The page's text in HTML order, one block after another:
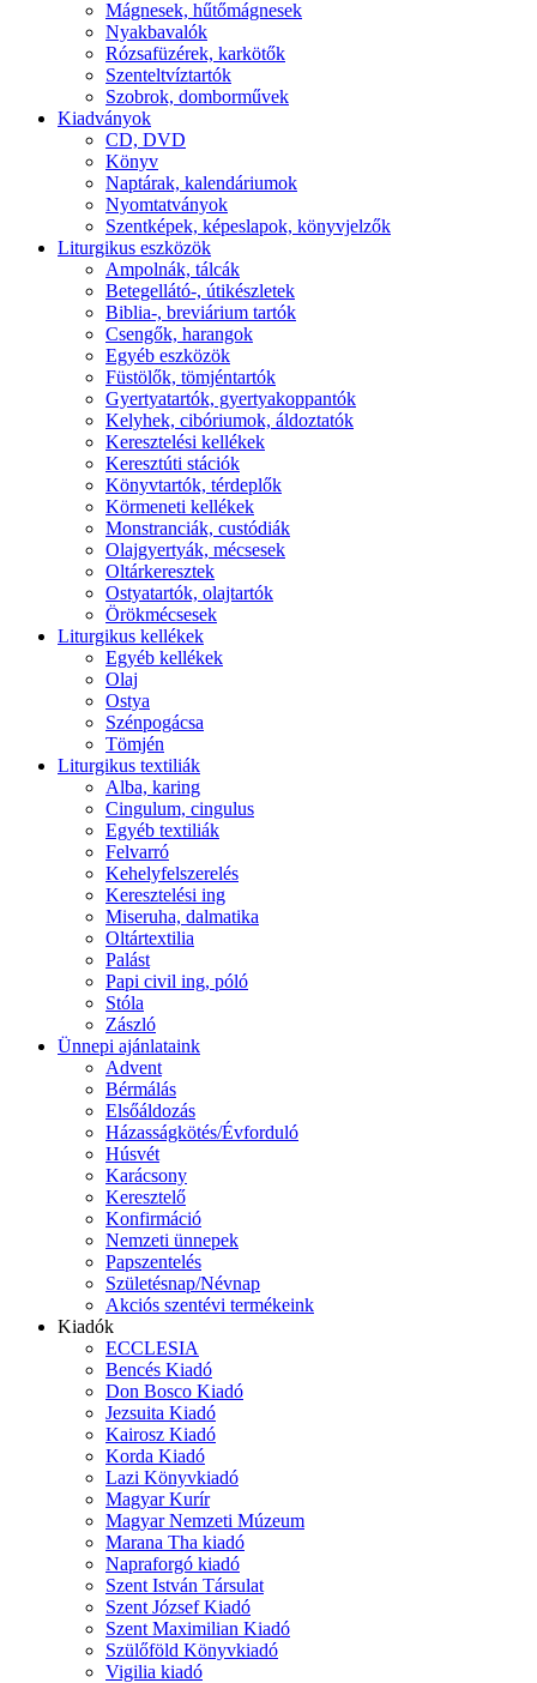
Mágnesek, hűtőmágnesek
Nyakbavalók
Rózsafüzérek, karkötők
Szenteltvíztartók
Szobrok, domborművek
Kiadványok
CD, DVD
Könyv
Naptárak, kalendáriumok
Nyomtatványok
Szentképek, képeslapok, könyvjelzők
Liturgikus eszközök
Ampolnák, tálcák
Betegellátó-, útikészletek
Biblia-, breviárium tartók
Csengők, harangok
Egyéb eszközök
Füstölők, tömjéntartók
Gyertyatartók, gyertyakoppantók
Kelyhek, cibóriumok, áldoztatók
Keresztelési kellékek
Keresztúti stációk
Könyvtartók, térdeplők
Körmeneti kellékek
Monstranciák, custódiák
Olajgyertyák, mécsesek
Oltárkeresztek
Ostyatartók, olajtartók
Örökmécsesek
Liturgikus kellékek
Egyéb kellékek
Olaj
Ostya
Szénpogácsa
Tömjén
Liturgikus textiliák
Alba, karing
Cingulum, cingulus
Egyéb textiliák
Felvarró
Kehelyfelszerelés
Keresztelési ing
Miseruha, dalmatika
Oltártextilia
Palást
Papi civil ing, póló
Stóla
Zászló
Ünnepi ajánlataink
Advent
Bérmálás
Elsőáldozás
Házasságkötés/Évforduló
Húsvét
Karácsony
Keresztelő
Konfirmáció
Nemzeti ünnepek
Papszentelés
Születésnap/Névnap
Akciós szentévi termékeink
Kiadók
ECCLESIA
Bencés Kiadó
Don Bosco Kiadó
Jezsuita Kiadó
Kairosz Kiadó
Korda Kiadó
Lazi Könyvkiadó
Magyar Kurír
Magyar Nemzeti Múzeum
Marana Tha kiadó
Napraforgó kiadó
Szent István Társulat
Szent József Kiadó
Szent Maximilian Kiadó
Szülőföld Könyvkiadó
Vigilia kiadó